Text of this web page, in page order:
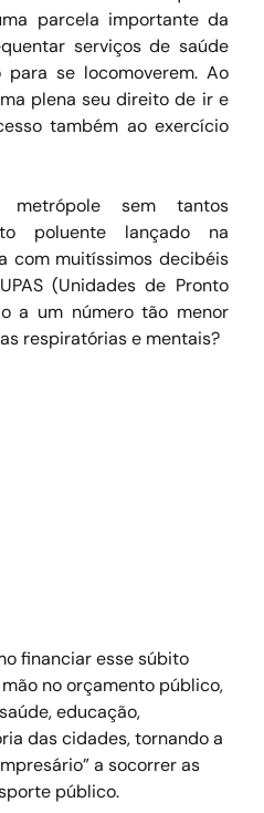
parcela importante da
serviços de saúde
se locomoverem. Ao
plena seu direito de ir e
também ao exercício
metrópole sem tantos
poluente lançado na
com muitíssimos decibéis
(Unidades de Pronto
a um número tão menor
respiratórias e mentais?
financiar esse súbito
no orçamento público,
educação,
das cidades, tornando a
a socorrer as
público.